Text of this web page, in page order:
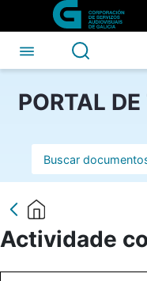
Skip to Main Content
Actividade
PORTAL
Barra de
Actividade